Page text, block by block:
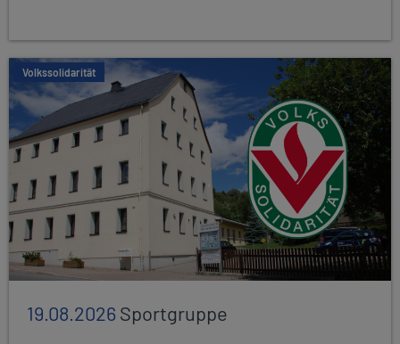
Volkssolidarität
19.08.2026Sportgruppe